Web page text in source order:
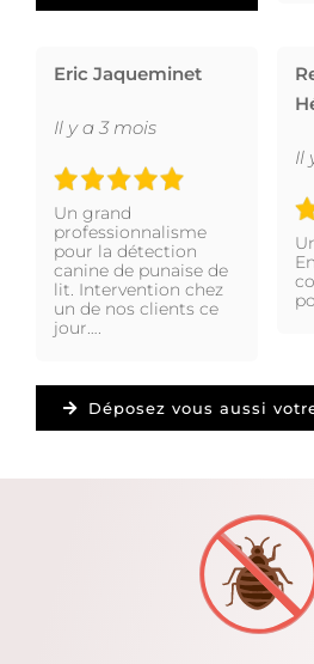
Eric Jaqueminet
Il y a 3 mois
Un grand
professionnalisme
pour la détection
canine de punaise de
lit. Intervention chez
un de nos clients ce
jour….
Il
Déposez vous aussi